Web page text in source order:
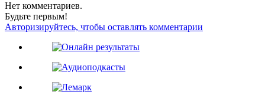
Нет комментариев.
Будьте первым!
Авторизируйтесь, чтобы оставлять комментарии